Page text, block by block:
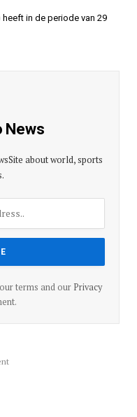
heeft in de periode van 29
News
about world, sports
terms and our Privacy